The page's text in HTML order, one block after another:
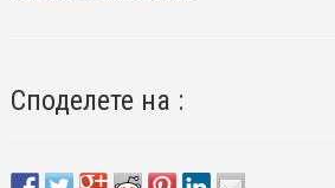
Споделете на :